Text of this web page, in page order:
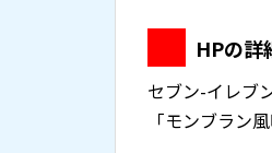
HPの詳
セブン-イレブ
「モンブラン